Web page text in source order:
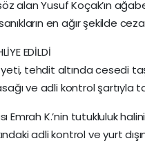
alan Yusuf Koçak’ın
en ağır şekilde
EDİLDİ
tehdit altında cesedi
ve adli kontrol
Emrah K.’nin tutukluluk
adli kontrol ve yurt